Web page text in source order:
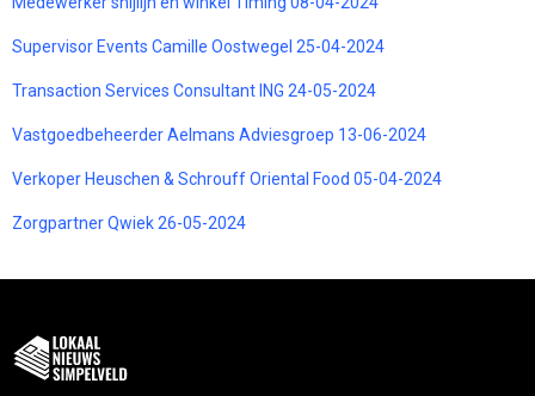
Supervisor Events Camille Oostwegel 25-04-2024
Transaction Services Consultant ING 24-05-2024
Vastgoedbeheerder Aelmans Adviesgroep 13-06-2024
Verkoper Heuschen & Schrouff Oriental Food 05-04-2024
Zorgpartner Qwiek 26-05-2024